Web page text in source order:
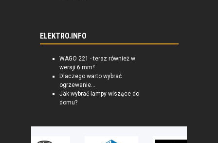
ELEKTRO.INFO
WAGO 221 - teraz również w
wersji 6 mm²
Dlaczego warto wybrać
ogrzewanie...
Jak wybrać lampy wiszące do
domu?